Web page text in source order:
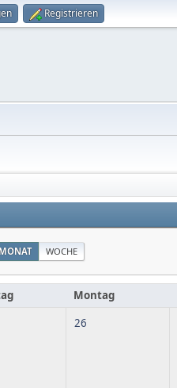
Registrieren
MONAT WOCHE
Montag
26